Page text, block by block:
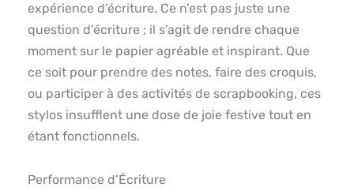
expérience d’écriture. Ce n’est pas juste une
question d’écriture ; il s’agit de rendre chaque
moment sur le papier agréable et inspirant. Que
ce soit pour prendre des notes, faire des croquis,
ou participer à des activités de scrapbooking, ces
stylos insufflent une dose de joie festive tout en
étant fonctionnels.
Performance d’Écriture